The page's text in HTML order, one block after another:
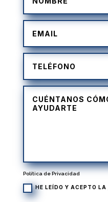
Política de Privacidad
HE LEÍDO Y ACEPTO LA